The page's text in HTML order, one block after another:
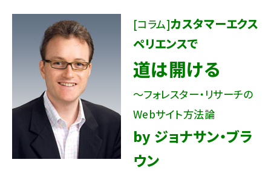
[コラム]カスタマーエクス
ペリエンスで
道は開ける
～フォレスター・リサーチの
Webサイト方法論
by ジョナサン・ブラ
ウン